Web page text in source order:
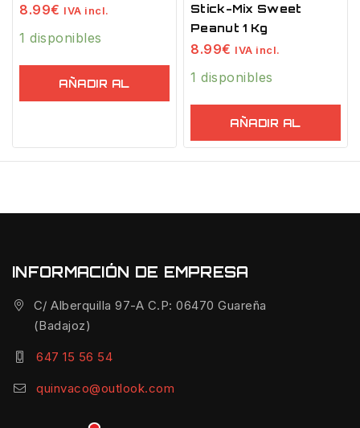
8.99€ IVA incl.
1 disponibles
AÑADIR AL
CARRITO
Stick-Mix Sweet
Peanut 1 Kg
8.99€ IVA incl.
1 disponibles
AÑADIR AL
CARRITO
INFORMACIÓN DE EMPRESA
C/ Alberquilla 97-A C.P: 06470 Guareña
(Badajoz)
647 15 56 54
quinvaco@outlook.com